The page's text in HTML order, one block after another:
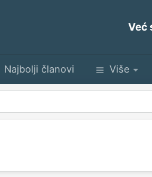
Već
Najbolji članovi Više